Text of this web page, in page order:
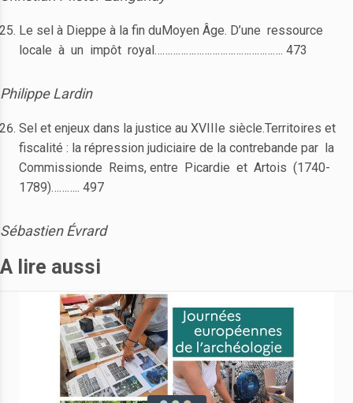
Le sel à Dieppe à la fin duMoyen Âge. D’une ressource
locale à un impôt royal…………………………………………. 473
Philippe Lardin
Sel et enjeux dans la justice au XVIIIe siècle.Territoires et
fiscalité : la répression judiciaire de la contrebande par la
Commissionde Reims, entre Picardie et Artois (1740-
1789)……….. 497
Sébastien Évrard
A lire aussi